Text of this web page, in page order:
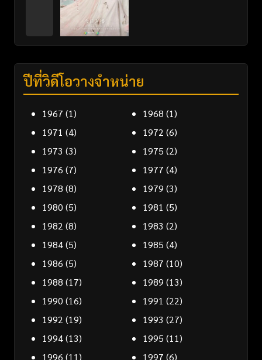
ปีที่วิดีโอวางจำหน่าย
1967 (1) 1968 (1)
1971 (4) 1972 (6)
1973 (3) 1975 (2)
1976 (7) 1977 (4)
1978 (8) 1979 (3)
1980 (5) 1981 (5)
1982 (8) 1983 (2)
1984(5) 1985 (4)
1986 (5) 1987 (10)
1988 (17) 1989 (13)
1990 (16) 1991 (22)
1992 (19) 1993 (27)
1994(13) 1995 (11)
1996 (11) 1997 (6)